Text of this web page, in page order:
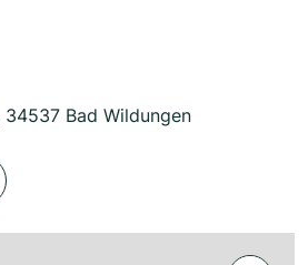
34537 Bad Wildungen